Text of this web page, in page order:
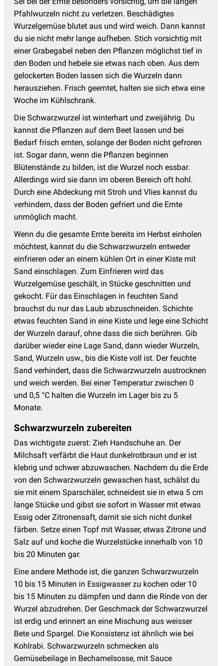
Pfahlwurzeln nicht zu verletzen. Beschädigtes
Wurzelgemüse blutet aus und wird weich. Dann kannst
du sie nicht mehr lange aufheben. Stich vorsichtig mit
einer Grabegabel neben den Pflanzen möglichst tief in
den Boden und hebele sie etwas nach oben. Aus dem
gelockerten Boden lassen sich die Wurzeln dann
herausziehen. Frisch geerntet, halten sie sich etwa eine
Woche im Kühlschrank.
Die Schwarzwurzel ist winterhart und zweijährig. Du
kannst die Pflanzen auf dem Beet lassen und bei
Bedarf frisch ernten, solange der Boden nicht gefroren
ist. Sogar dann, wenn die Pflanzen beginnen
Blütenstände zu bilden, ist die Wurzel noch essbar.
Allerdings wird sie dann im oberen Bereich oft hohl.
Durch eine Abdeckung mit Stroh und Vlies kannst du
verhindern, dass der Boden gefriert und die Ernte
unmöglich macht.
Wenn du die gesamte Ernte bereits im Herbst einholen
möchtest, kannst du die Schwarzwurzeln entweder
einfrieren oder an einem kühlen Ort in einer Kiste mit
Sand einschlagen. Zum Einfrieren wird das
Wurzelgemüse geschält, in Stücke geschnitten und
gekocht. Für das Einschlagen in feuchten Sand
brauchst du nur das Laub abzuschneiden. Schichte
etwas feuchten Sand in eine Kiste und lege eine Schicht
der Wurzeln darauf, ohne dass die sich berühren. Gib
darüber wieder eine Lage Sand, dann wieder Wurzeln,
Sand, Wurzeln usw., bis die Kiste voll ist. Der feuchte
Sand verhindert, dass die Schwarzwurzeln austrocknen
und weich werden. Bei einer Temperatur zwischen 0
und 0,5 °C halten die Wurzeln im Lager bis zu 5
Monate.
Schwarzwurzeln zubereiten
Das wichtigste zuerst: Zieh Handschuhe an. Der
Milchsaft verfärbt die Haut dunkelrotbraun und er ist
klebrig und schwer abzuwaschen. Nachdem du die Erde
von den Schwarzwurzeln gewaschen hast, schälst du
sie mit einem Sparschäler, schneidest sie in etwa 5 cm
lange Stücke und gibst sie sofort in Wasser mit etwas
Essig oder Zitronensaft, damit sie sich nicht dunkel
färben. Setze einen Topf mit Wasser, etwas Zitrone und
Salz auf und koche die Wurzelstücke innerhalb von 10
bis 20 Minuten gar.
Eine andere Methode ist, die ganzen Schwarzwurzeln
10 bis 15 Minuten in Essigwasser zu kochen oder 10
bis 15 Minuten zu dämpfen und dann die Rinde von der
Wurzel abzudrehen. Der Geschmack der Schwarzwurzel
ist erdig und erinnert an eine Mischung aus weisser
Bete und Spargel. Die Konsistenz ist ähnlich wie bei
Kohlrabi. Schwarzwurzeln schmecken als
Gemüsebeilage in Bechamelsosse, mit Sauce